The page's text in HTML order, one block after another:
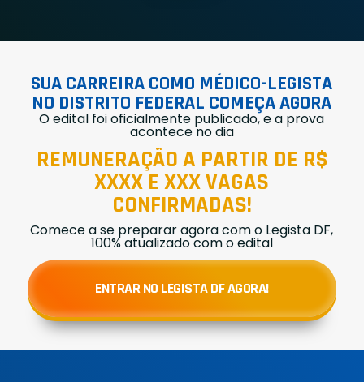
SUA CARREIRA COMO MÉDICO-LEGISTA
NO DISTRITO FEDERAL COMEÇA AGORA
O edital foi oficialmente publicado, e a prova
acontece no dia
REMUNERAÇÃO A PARTIR DE R$
XXXX E XXX VAGAS
CONFIRMADAS!
Comece a se preparar agora com o Legista DF,
100% atualizado com o edital
ENTRAR NO LEGISTA DF AGORA!